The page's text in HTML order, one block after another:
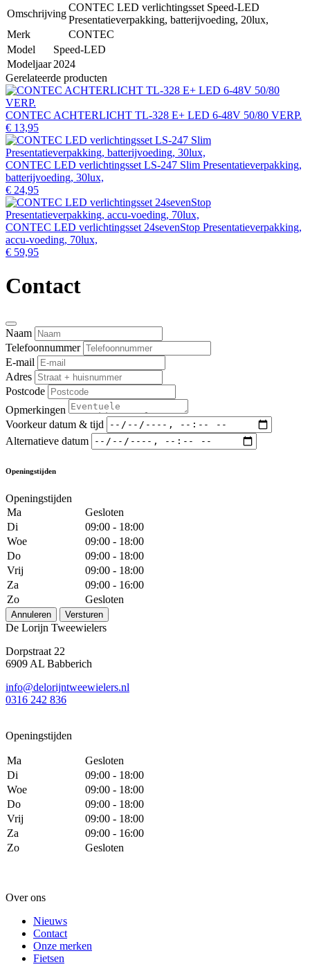
Omschrijving
CONTEC LED verlichtingsset Speed-LED
Presentatieverpakking, batterijvoeding, 20lux,
Merk
CONTEC
Model
Speed-LED
Modeljaar 2024
Gerelateerde producten
CONTEC ACHTERLICHT TL-328 E+ LED 6-48V 50/80 VERP.
€ 13,95
CONTEC LED verlichtingsset LS-247 Slim Presentatieverpakking,
batterijvoeding, 30lux,
€ 24,95
CONTEC LED verlichtingsset 24sevenStop Presentatieverpakking,
accu-voeding, 70lux,
€ 59,95
Contact
Naam
Telefoonnummer
E-mail
Adres
Postcode
Opmerkingen
Voorkeur datum & tijd
Alternatieve datum
Openingstijden
Openingstijden
Ma
Gesloten
Di
09:00 - 18:00
Woe
09:00 - 18:00
Do
09:00 - 18:00
Vrij
09:00 - 18:00
Za
09:00 - 16:00
Zo
Gesloten
Annuleren Versturen
De Lorijn Tweewielers
Dorpstraat 22
6909 AL Babberich
info@delorijntweewielers.nl
0316 242 836
Openingstijden
Ma
Gesloten
Di
09:00 - 18:00
Woe
09:00 - 18:00
Do
09:00 - 18:00
Vrij
09:00 - 18:00
Za
09:00 - 16:00
Zo
Gesloten
Over ons
Nieuws
Contact
Onze merken
Fietsen